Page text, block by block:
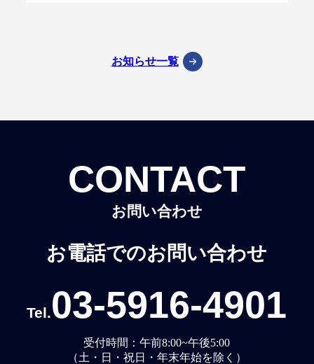
お知らせ一覧
CONTACT
お問い合わせ
お電話でのお問い合わせ
Tel.03-5916-4901
受付時間：午前8:00~午後5:00
（土・日・祝日・年末年始を除く）